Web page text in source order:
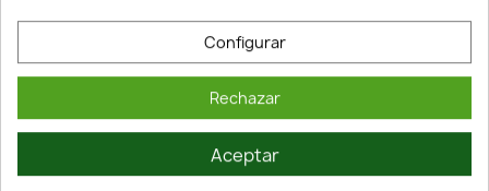
Configurar
Rechazar
Aceptar